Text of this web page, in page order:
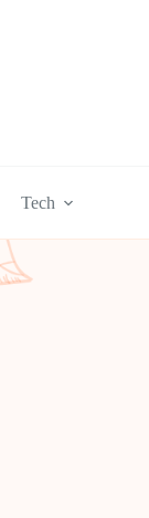
Tech